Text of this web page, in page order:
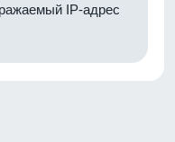
IP-адрес